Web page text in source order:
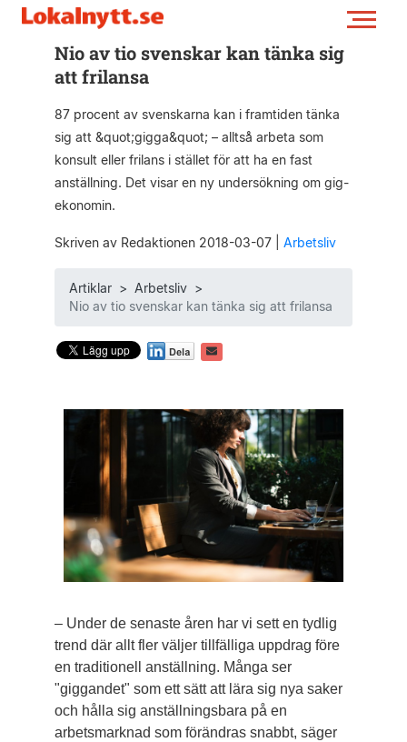
Nio av tio svenskar kan tänka sig
att frilansa
87 procent av svenskarna kan i framtiden tänka
sig att &quot;gigga&quot; – alltså arbeta som
konsult eller frilans i stället för att ha en fast
anställning. Det visar en ny undersökning om gig-
ekonomin.
Skriven av Redaktionen 2018-03-07 Arbetsliv
Artiklar> Arbetsliv>
Nio av tio svenskar kan tänka sig att frilansa
– Under de senaste åren har vi sett en tydlig
trend där allt fler väljer tillfälliga uppdrag före
en traditionell anställning. Många ser
"giggandet" som ett sätt att lära sig nya saker
och hålla sig anställningsbara på en
arbetsmarknad som förändras snabbt, säger